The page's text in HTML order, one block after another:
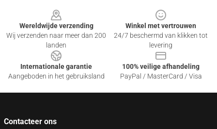
Wereldwijde verzending
Wij verzenden naar meer dan 200
landen
Winkel met vertrouwen
24/7 beschermd van klikken tot
levering
Internationale garantie
Aangeboden in het gebruiksland
100% veilige afhandeling
PayPal / MasterCard / Visa
Contacteer ons